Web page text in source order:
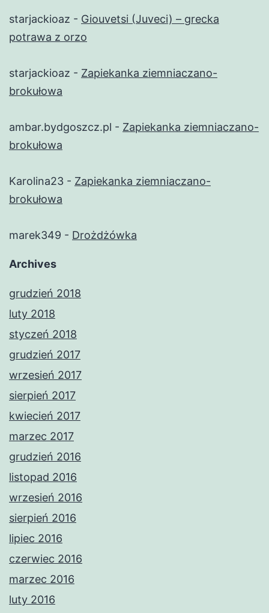
starjackioaz - Giouvetsi (Juveci) – grecka
potrawa z orzo
starjackioaz - Zapiekanka ziemniaczano-
brokułowa
ambar.bydgoszcz.pl - Zapiekanka ziemniaczano-
brokułowa
Karolina23 - Zapiekanka ziemniaczano-
brokułowa
marek349 - Drożdżówka
Archives
grudzień 2018
luty 2018
styczeń 2018
grudzień 2017
wrzesień 2017
sierpień 2017
kwiecień 2017
marzec 2017
grudzień 2016
listopad 2016
wrzesień 2016
sierpień 2016
lipiec 2016
czerwiec 2016
marzec 2016
luty 2016